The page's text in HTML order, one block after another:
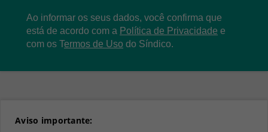
Ao informar os seus dados, você confirma que
está de acordo com a Política de Privacidade e
com os Termos de Uso do Síndico.
Aviso importante: